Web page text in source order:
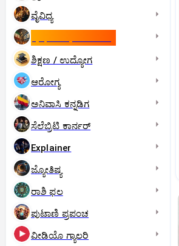
ವೈವಿಧ್ಯ
ಶಿಕ್ಷಣ / ಉದ್ಯೋಗ
ಆರೋಗ್ಯ
ಅನಿವಾಸಿ ಕನ್ನಡಿಗ
ಸೆಲೆಬ್ರಿಟಿ ಕಾರ್ನರ್‌
Explainer
ಜ್ಯೋತಿಷ್ಯ
ರಾಶಿ ಫಲ
ಪುಟಾಣಿ ಪ್ರಪಂಚ
ವೀಡಿಯೊ ಗ್ಯಾಲರಿ